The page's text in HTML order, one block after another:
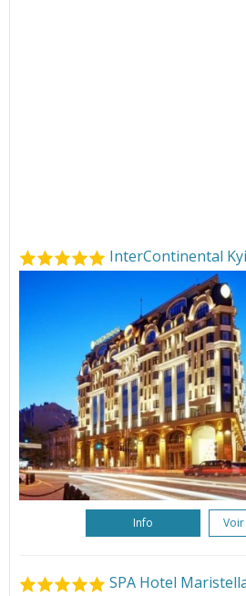
InterContinental
Info Voir
SPA Hotel